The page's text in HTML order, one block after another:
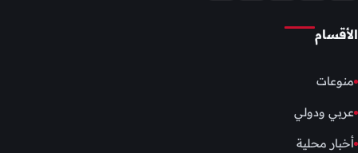
الأقسام
منوعات
عربي ودولي
أخبار محلية